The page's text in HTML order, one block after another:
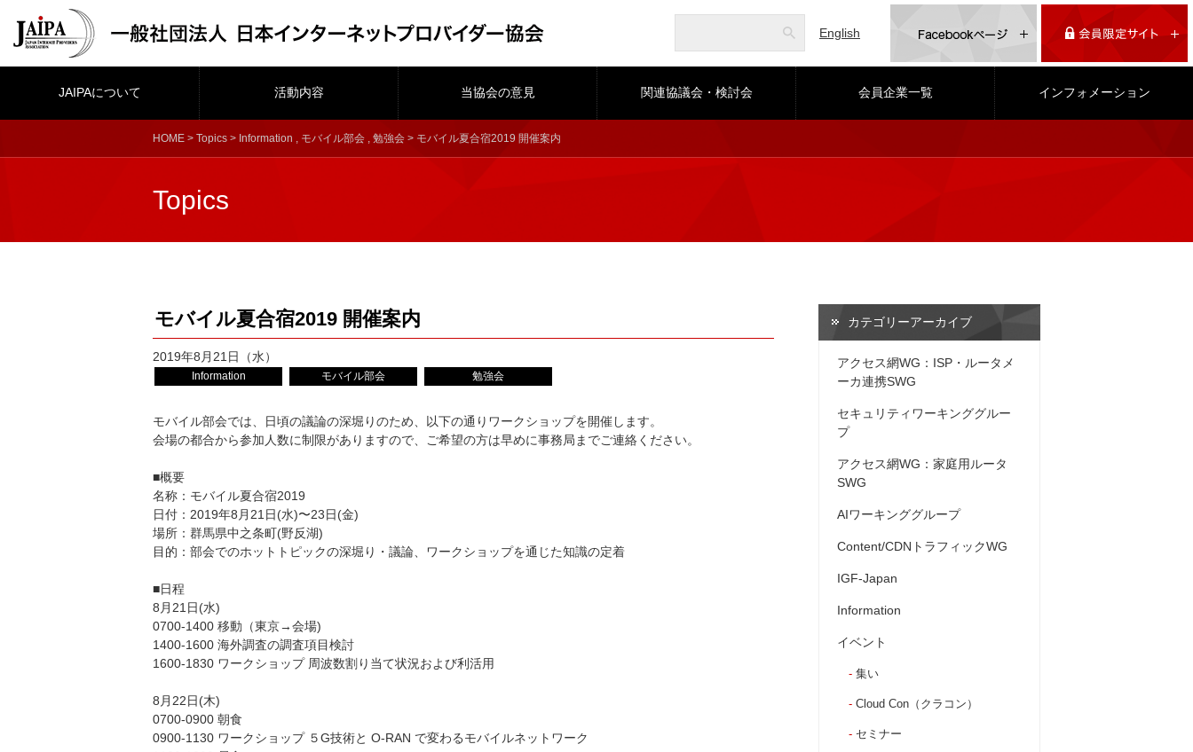
English
JAIPAについて 活動内容 当協会の意見 関連協議会・検討会 会員企業一覧 インフォメーション
HOME > Topics > Information , モバイル部会 , 勉強会 > モバイル夏合宿2019 開催案内
Topics
モバイル夏合宿2019 開催案内
2019年8月21日（水）
Information モバイル部会 勉強会
モバイル部会では、日頃の議論の深堀りのため、以下の通りワークショップを開催します。
会場の都合から参加人数に制限がありますので、ご希望の方は早めに事務局までご連絡ください。
■概要
名称：モバイル夏合宿2019
日付：2019年8月21日(水)〜23日(金)
場所：群馬県中之条町(野反湖)
目的：部会でのホットトピックの深堀り・議論、ワークショップを通じた知識の定着
■日程
8月21日(水)
0700-1400 移動（東京→会場)
1400-1600 海外調査の調査項目検討
1600-1830 ワークショップ 周波数割り当て状況および利活用
8月22日(木)
0700-0900 朝食
0900-1130 ワークショップ ５G技術と O-RAN で変わるモバイルネットワーク
カテゴリーアーカイブ
アクセス網WG：ISP・ルータメ
ーカ連携SWG
セキュリティワーキンググルー
プ
アクセス網WG：家庭用ルータ
SWG
AIワーキンググループ
Content/CDNトラフィックWG
IGF-Japan
Information
イベント
集い
Cloud Con（クラコン）
セミナー